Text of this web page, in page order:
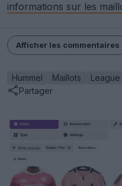
informations sur les
Afficher les commentaires
Hummel Maillots
Partager